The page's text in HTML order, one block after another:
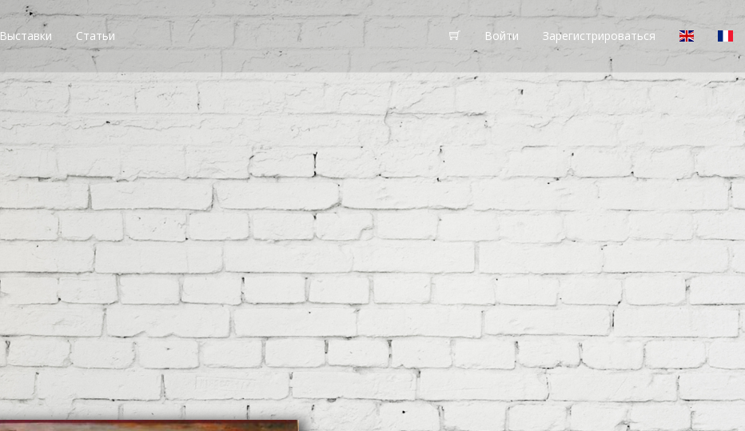
Выставки Статьи Войти Зарегистрироваться